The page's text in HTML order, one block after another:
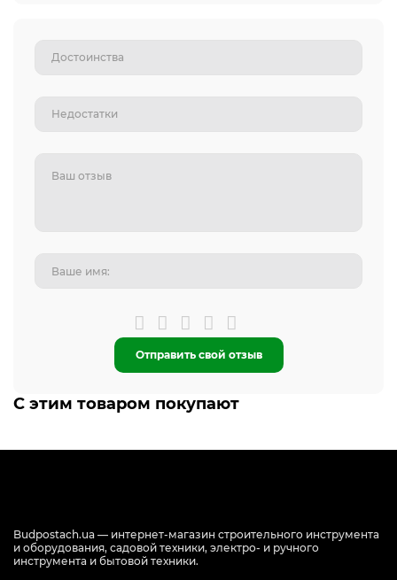
Отправить свой отзыв
С этим товаром покупают
Budpostach.ua — интернет-магазин строительного инструмента
и оборудования, садовой техники, электро- и ручного
инструмента и бытовой техники.